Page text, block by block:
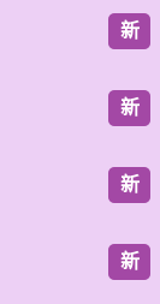
新
新
新
新